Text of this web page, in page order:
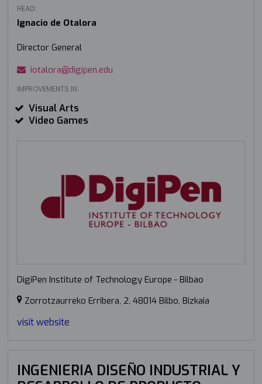
HEAD:
Ignacio de Otalora
Director General
iotalora@digipen.edu
IMPROVEMENTS IN:
Visual Arts
Video Games
DigiPen Institute of Technology Europe - Bilbao
Zorrotzaurreko Erribera, 2, 48014 Bilbo, Bizkaia
visit website
INGENIERIA DISEÑO INDUSTRIAL Y